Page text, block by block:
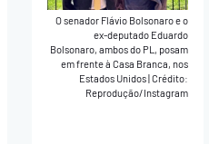
O senador Flávio Bolsonaro e o
ex-deputado Eduardo
Bolsonaro, ambos do PL, posam
em frente à Casa Branca, nos
Estados Unidos Crédito:
Reprodução/Instagram